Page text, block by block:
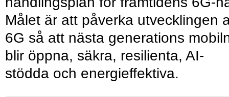
Målet är att påverka utvecklingen
6G så att nästa generations
blir öppna, säkra, resilienta, AI-
stödda och energieffektiva.